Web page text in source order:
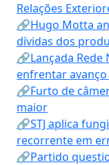
Relações
🔗Hugo Motta
dívidas dos
🔗Lançada
enfrentar
🔗Furto de
maior
🔗STJ aplica
recorrente em
🔗Partido